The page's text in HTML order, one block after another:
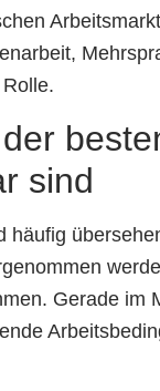
sind
häufig
Gerade im